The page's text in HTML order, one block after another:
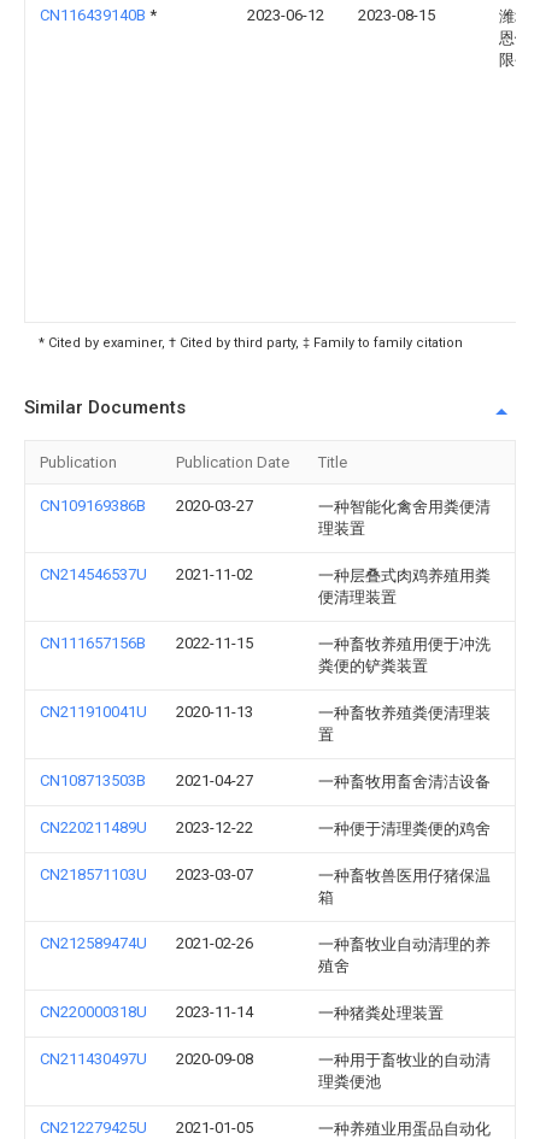
CN116439140B * 2023-06-12 2023-08-15
潍坊
恩饲
限公
* Cited by examiner, † Cited by third party, ‡ Family to family citation
Similar Documents
Publication Publication Date Title
CN109169386B 2020-03-27
一种智能化禽舍用粪便清
理装置
CN214546537U 2021-11-02
一种层叠式肉鸡养殖用粪
便清理装置
CN111657156B 2022-11-15
一种畜牧养殖用便于冲洗
粪便的铲粪装置
CN211910041U 2020-11-13
一种畜牧养殖粪便清理装
置
CN108713503B 2021-04-27 一种畜牧用畜舍清洁设备
CN220211489U 2023-12-22 一种便于清理粪便的鸡舍
CN218571103U 2023-03-07
一种畜牧兽医用仔猪保温
箱
CN212589474U 2021-02-26
一种畜牧业自动清理的养
殖舍
CN220000318U 2023-11-14 一种猪粪处理装置
CN211430497U 2020-09-08
一种用于畜牧业的自动清
理粪便池
CN212279425U 2021-01-05 一种养殖业用蛋品自动化